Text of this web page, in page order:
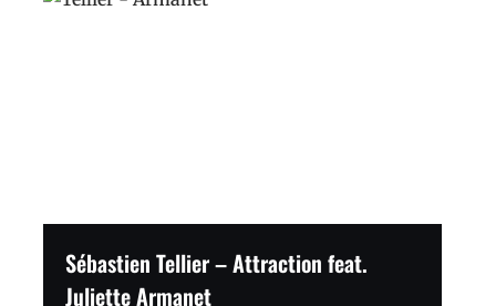
Sébastien Tellier – Attraction feat.
Juliette Armanet